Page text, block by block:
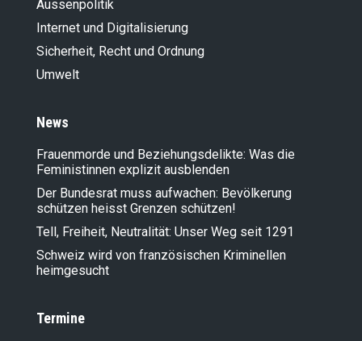
Aussenpolitik
Internet und Digitalisierung
Sicherheit, Recht und Ordnung
Umwelt
News
Frauenmorde und Beziehungsdelikte: Was die
Feministinnen explizit ausblenden
Der Bundesrat muss aufwachen: Bevölkerung
schützen heisst Grenzen schützen!
Tell, Freiheit, Neutralität: Unser Weg seit 1291
Schweiz wird von französischen Kriminellen
heimgesucht
Termine